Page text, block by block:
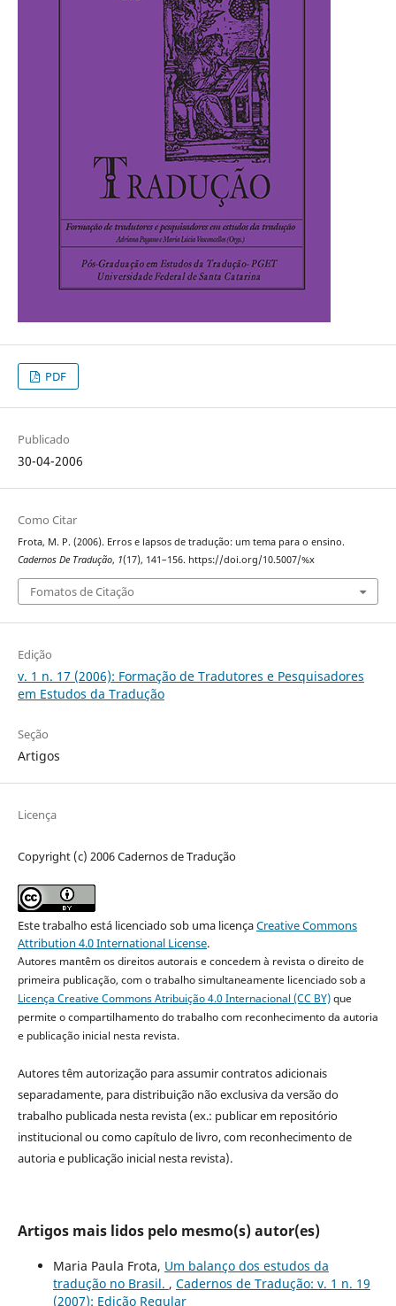
PDF
Publicado
30-04-2006
Como Citar
Frota, M. P. (2006). Erros e lapsos de tradução: um tema para o ensino.
Cadernos De Tradução, 1(17), 141–156. https://doi.org/10.5007/%x
Fomatos de Citação
Edição
v. 1 n. 17 (2006): Formação de Tradutores e Pesquisadores
em Estudos da Tradução
Seção
Artigos
Licença
Copyright (c) 2006 Cadernos de Tradução
Este trabalho está licenciado sob uma licençaCreative Commons
Attribution 4.0 International License.
Autores mantêm os direitos autorais e concedem à revista o direito de
primeira publicação, com o trabalho simultaneamente licenciado sob a
Licença Creative Commons Atribuição 4.0 Internacional (CC BY)que
permite o compartilhamento do trabalho com reconhecimento da autoria
e publicação inicial nesta revista.
Autores têm autorização para assumir contratos adicionais
separadamente, para distribuição não exclusiva da versão do
trabalho publicada nesta revista (ex.: publicar em repositório
institucional ou como capítulo de livro, com reconhecimento de
autoria e publicação inicial nesta revista).
Artigos mais lidos pelo mesmo(s) autor(es)
Maria Paula Frota, Um balanço dos estudos da
tradução no Brasil. , Cadernos de Tradução: v. 1 n. 19
(2007): Edição Regular